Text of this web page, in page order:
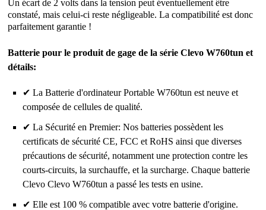
Un écart de 2 volts dans la tension peut éventuellement être
constaté, mais celui-ci reste négligeable. La compatibilité est donc
parfaitement garantie !
Batterie pour le produit de gage de la série Clevo W760tun et
détails:
✔ La Batterie d'ordinateur Portable W760tun est neuve et
composée de cellules de qualité.
✔ La Sécurité en Premier: Nos batteries possèdent les
certificats de sécurité CE, FCC et RoHS ainsi que diverses
précautions de sécurité, notamment une protection contre les
courts-circuits, la surchauffe, et la surcharge. Chaque batterie
Clevo Clevo W760tun a passé les tests en usine.
✔ Elle est 100 % compatible avec votre batterie d'origine.